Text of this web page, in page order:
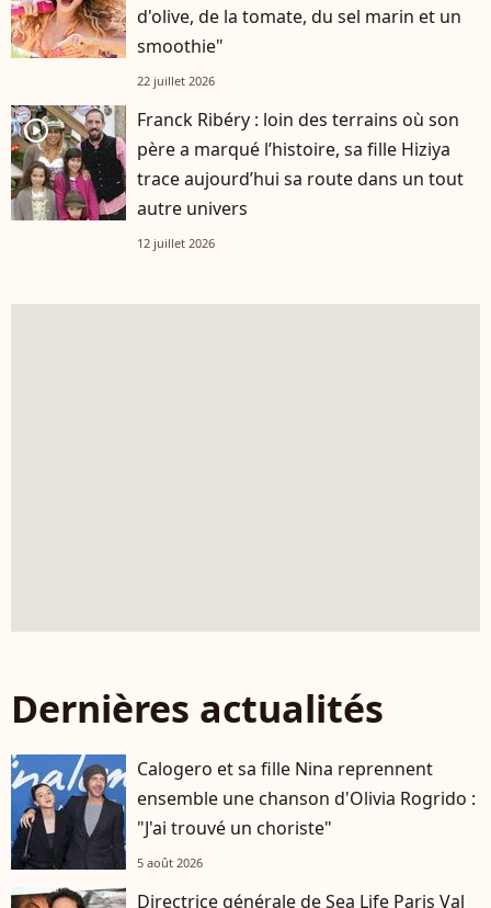
d'olive, de la tomate, du sel marin et un
smoothie"
22 juillet 2026
player2
Franck Ribéry : loin des terrains où son
père a marqué l’histoire, sa fille Hiziya
trace aujourd’hui sa route dans un tout
autre univers
12 juillet 2026
Dernières actualités
Calogero et sa fille Nina reprennent
ensemble une chanson d'Olivia Rogrido :
"J'ai trouvé un choriste"
5 août 2026
Directrice générale de Sea Life Paris Val